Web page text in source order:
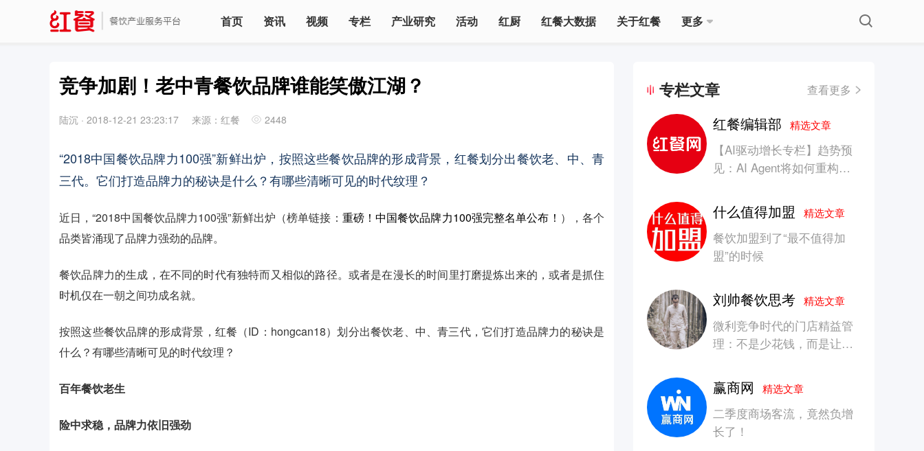
首页 资讯 视频 专栏 产业研究 活动 红厨 红餐大数据 关于红餐 更多
竞争加剧！老中青餐饮品牌谁能笑傲江湖？
陆沉 · 2018-12-21 23:23:17 来源：红餐 2448
“2018中国餐饮品牌力100强”新鲜出炉，按照这些餐饮品牌的形成背景，红餐划分出餐饮老、中、青
三代。它们打造品牌力的秘诀是什么？有哪些清晰可见的时代纹理？
近日，“2018中国餐饮品牌力100强”新鲜出炉（榜单链接： 重磅！中国餐饮品牌力100强完整名单公布！ ），各个
品类皆涌现了品牌力强劲的品牌。
餐饮品牌力的生成，在不同的时代有独特而又相似的路径。或者是在漫长的时间里打磨提炼出来的，或者是抓住
时机仅在一朝之间功成名就。
按照这些餐饮品牌的形成背景，红餐（ID：hongcan18）划分出餐饮老、中、青三代，它们打造品牌力的秘诀是
什么？有哪些清晰可见的时代纹理？
百年餐饮老生
险中求稳，品牌力依旧强劲
专栏文章 查看更多
红餐编辑部精选文章
【AI驱动增长专栏】趋势预
见：AI Agent将如何重构消
什么值得加盟精选文章
餐饮加盟到了“最不值得加
盟”的时候
刘帅餐饮思考精选文章
微利竞争时代的门店精益管
理：不是少花钱，而是让每
赢商网精选文章
二季度商场客流，竟然负增
长了！